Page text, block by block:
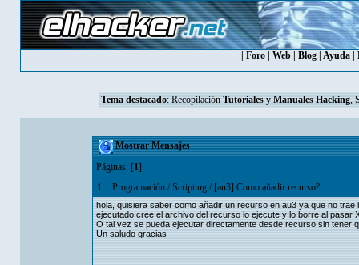
Foro Web Blog Ayuda
Tema destacado: Recopilación Tutoriales y Manuales Hacking,
Mostrar Mensajes
Páginas: [1]
1
Programación/Scripting/ [au3] Como añadir recurso?
hola, quisiera saber como añadir un recurso en au3 ya que no
ejecutado cree el archivo del recurso lo ejecute y lo borre al pasar
O tal vez se pueda ejecutar directamente desde recurso sin tener
Un saludo gracias